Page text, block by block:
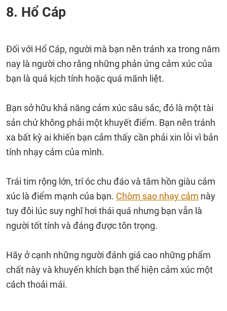
8. Hổ Cáp
Đối với Hổ Cáp, người mà bạn nên tránh xa trong năm
nay là người cho rằng những phản ứng cảm xúc của
bạn là quá kịch tính hoặc quá mãnh liệt.
Bạn sở hữu khả năng cảm xúc sâu sắc, đó là một tài
sản chứ không phải một khuyết điểm. Bạn nên tránh
xa bất kỳ ai khiến bạn cảm thấy cần phải xin lỗi vì bản
tính nhạy cảm của mình.
Trái tim rộng lớn, trí óc chu đáo và tâm hồn giàu cảm
xúc là điểm mạnh của bạn. Chòm sao nhạy cảm này
tuy đôi lúc suy nghĩ hơi thái quá nhưng bạn vẫn là
người tốt tính và đáng được tôn trọng.
Hãy ở cạnh những người đánh giá cao những phẩm
chất này và khuyến khích bạn thể hiện cảm xúc một
cách thoải mái.